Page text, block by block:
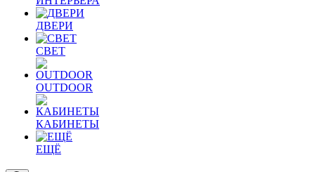
ДВЕРИ
СВЕТ
OUTDOOR
КАБИНЕТЫ
ЕЩЁ